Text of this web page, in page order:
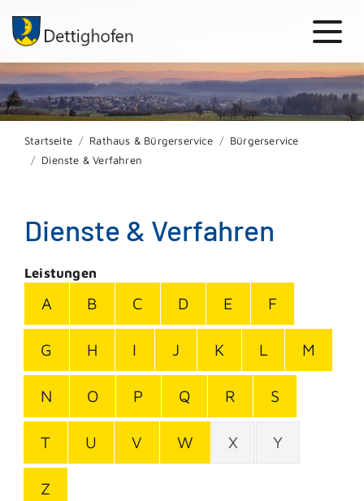
Startseite Rathaus & Bürgerservice
Bürgerservice
Dienste & Verfahren
Dienste & Verfahren
Leistungen
A B C D E F
G H I J K L M
N O P Q R S
T U V W X Y
Z